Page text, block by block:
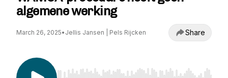
algemene werking
March 26, 2025• Jellis Jansen | Pels Rijcken Share